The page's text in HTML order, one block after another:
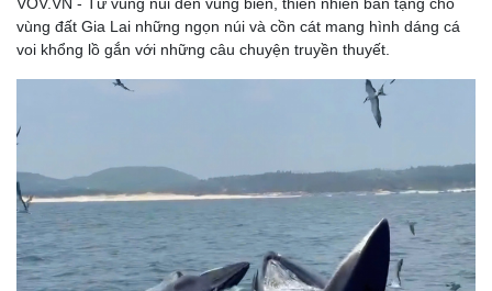
Doanh nghiệp
Thông tin doanh nghiệp
Công nghệ
Sành điệu
vùng đất Gia Lai những ngọn núi và cồn cát mang hình dáng cá
voi khổng lồ gắn với những câu chuyện truyền thuyết.